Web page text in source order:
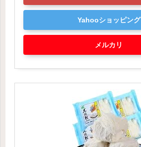
Yahooショッピング
メルカリ